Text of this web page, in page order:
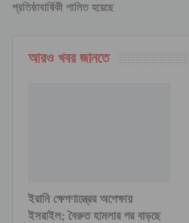
প্রতিষ্ঠাবার্ষিকী পালিত হয়েছে
আরও খবর জানতে
ইরানি ক্ষেপণাস্ত্রের অপেক্ষায়
ইসরাইল; বৈরুত হামলার পর বাড়ছে